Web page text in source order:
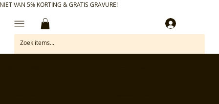
VAN 5% KORTING & GRATIS GRAVURE!